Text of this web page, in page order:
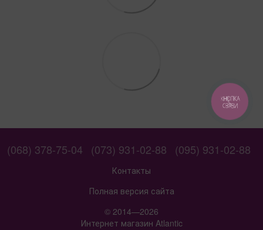
(068) 378-75-04 (073) 931-02-88 (095) 931-02-88
Контакты
Полная версия сайта
© 2014—2026
Интернет магазин Atlantic
КНОПКА
СВЯЗИ